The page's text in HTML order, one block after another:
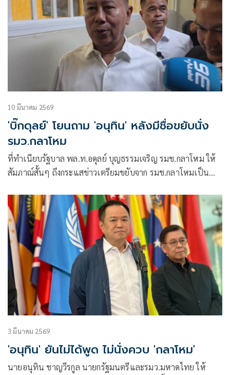
10 มีนาคม 2569
'บิ๊ก​ดุลย์' โยนถาม​ 'อนุทิน' หลังมีชื่อขยับนั่ง
รมว.กลาโหม
ที่ทำเนียบรัฐบาล พล.ท.อดุลย์​ บุญธรรม​เจริญ​ รมช.​กลาโหม​ ให้
สัมภา​ณ์สั้นๆ​ ถึงกระแสข่าว​เตรียมขยับจาก รมช.​กลาโหม​เป็น
3 มีนาคม 2569
'อนุทิน' ยันไม่ได้พูด ไม่นั่งควบ 'กลาโหม'
นายอนุทิน ชาญวีรกูล นายกรัฐมนตรีและรมว.มหาดไทย ให้